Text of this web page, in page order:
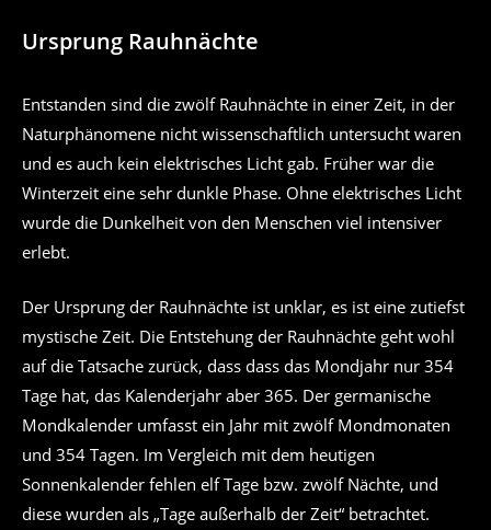
Ursprung Rauhnächte
Entstanden sind die zwölf Rauhnächte in einer Zeit, in der
Naturphänomene nicht wissenschaftlich untersucht waren
und es auch kein elektrisches Licht gab. Früher war die
Winterzeit eine sehr dunkle Phase. Ohne elektrisches Licht
wurde die Dunkelheit von den Menschen viel intensiver
erlebt.
Der Ursprung der Rauhnächte ist unklar, es ist eine zutiefst
mystische Zeit. Die Entstehung der Rauhnächte geht wohl
auf die Tatsache zurück, dass dass das Mondjahr nur 354
Tage hat, das Kalenderjahr aber 365. Der germanische
Mondkalender umfasst ein Jahr mit zwölf Mondmonaten
und 354 Tagen. Im Vergleich mit dem heutigen
Sonnenkalender fehlen elf Tage bzw. zwölf Nächte, und
diese wurden als „Tage außerhalb der Zeit“ betrachtet.